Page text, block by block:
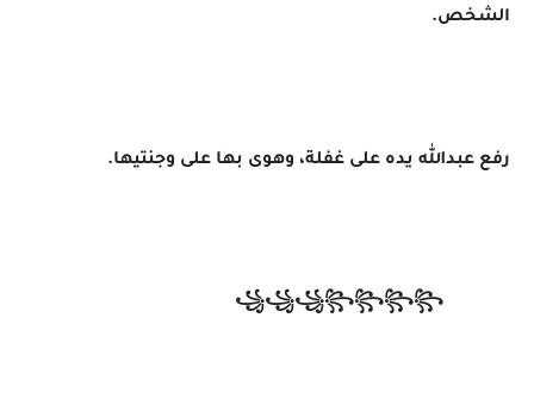
الشخص.
رفع عبدالله يده على غفلة، وهوى بها على وجنتيها.